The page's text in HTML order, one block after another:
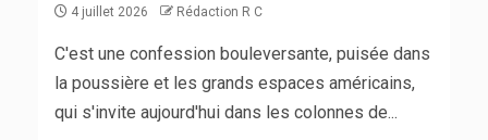
4 juillet 2026 Rédaction R C
C'est une confession bouleversante, puisée dans
la poussière et les grands espaces américains,
qui s'invite aujourd'hui dans les colonnes de...